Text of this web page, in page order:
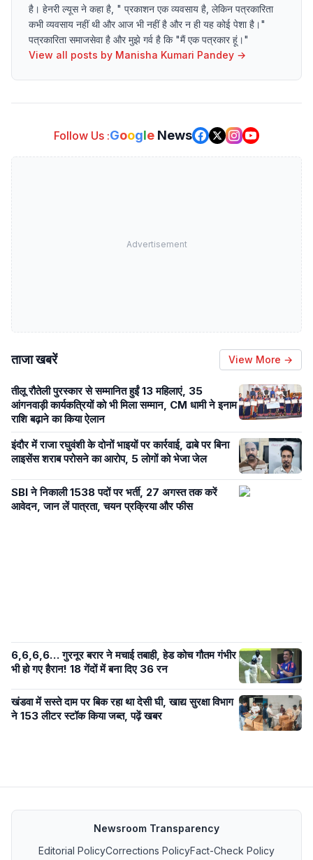
है। हेनरी ल्यूस ने कहा है, " प्रकाशन एक व्यवसाय है, लेकिन पत्रकारिता
कभी व्यवसाय नहीं थी और आज भी नहीं है और न ही यह कोई पेशा है।"
पत्रकारिता समाजसेवा है और मुझे गर्व है कि "मैं एक पत्रकार हूं।"
View all posts by Manisha Kumari Pandey →
Follow Us :Google News
Advertisement
ताजा खबरें View More →
तीलू रौतेली पुरस्कार से सम्मानित हुईं 13 महिलाएं, 35
आंगनवाड़ी कार्यकत्रियों को भी मिला सम्मान, CM धामी ने इनाम
राशि बढ़ाने का किया ऐलान
इंदौर में राजा रघुवंशी के दोनों भाइयों पर कार्रवाई, ढाबे पर बिना
लाइसेंस शराब परोसने का आरोप, 5 लोगों को भेजा जेल
SBI ने निकाली 1538 पदों पर भर्ती, 27 अगस्त तक करें
आवेदन, जान लें पात्रता, चयन प्रक्रिया और फीस
6,6,6,6… गुरनूर बरार ने मचाई तबाही, हेड कोच गौतम गंभीर
भी हो गए हैरान! 18 गेंदों में बना दिए 36 रन
खंडवा में सस्ते दाम पर बिक रहा था देसी घी, खाद्य सुरक्षा विभाग
ने 153 लीटर स्टॉक किया जब्त, पढ़ें खबर
Newsroom Transparency
Editorial PolicyCorrections PolicyFact-Check Policy